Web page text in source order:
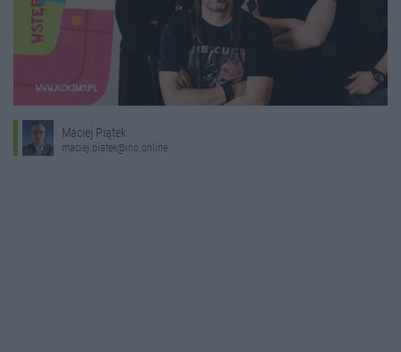
Maciej Piątek
maciej.piatek@ino.online